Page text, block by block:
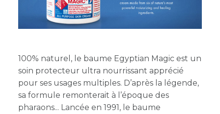
100% naturel, le baume Egyptian Magic est un
soin protecteur ultra nourrissant apprécié
pour ses usages multiples. D’après la légende,
sa formule remonterait à l’époque des
pharaons... Lancée en 1991, le baume